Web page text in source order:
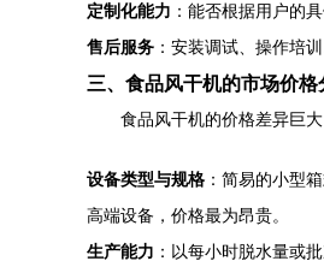
定制化能力 ：能否根据用户的
售后服务 ：安装调试、操作培
三、食品风干机的市场价格
食品风干机的价格差异巨
设备类型与规格 ：简易的小型
高端设备，价格最为昂贵。
生产能力 ：以每小时脱水量或